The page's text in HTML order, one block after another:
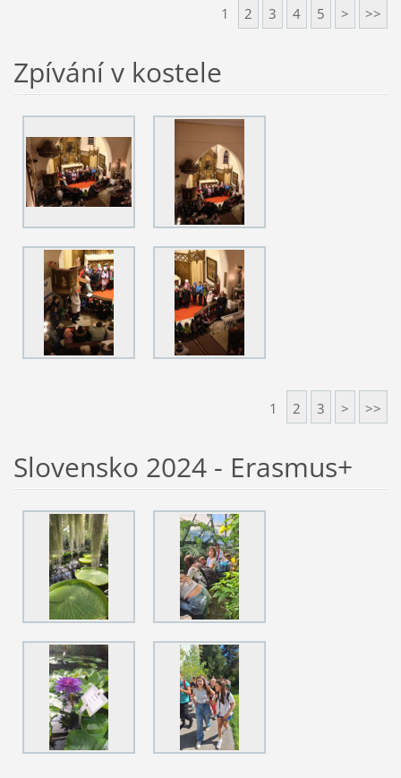
1 2 3 4 5 > >>
Zpívání v kostele
1 2 3 > >>
Slovensko 2024 - Erasmus+